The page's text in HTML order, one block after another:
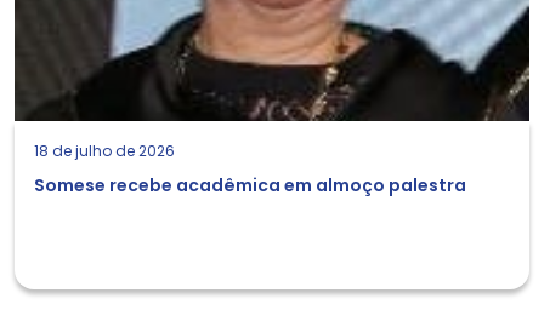
18 de julho de 2026
Somese recebe acadêmica em almoço palestra